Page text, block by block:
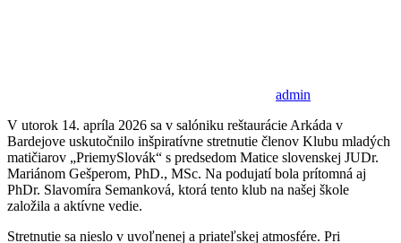
admin
V utorok 14. apríla 2026 sa v salóniku reštaurácie Arkáda v
Bardejove uskutočnilo inšpiratívne stretnutie členov Klubu mladých
matičiarov „PriemySlovák“ s predsedom Matice slovenskej JUDr.
Mariánom Gešperom, PhD., MSc. Na podujatí bola prítomná aj
PhDr. Slavomíra Semanková, ktorá tento klub na našej škole
založila a aktívne vedie.
Stretnutie sa nieslo v uvoľnenej a priateľskej atmosfére. Pri